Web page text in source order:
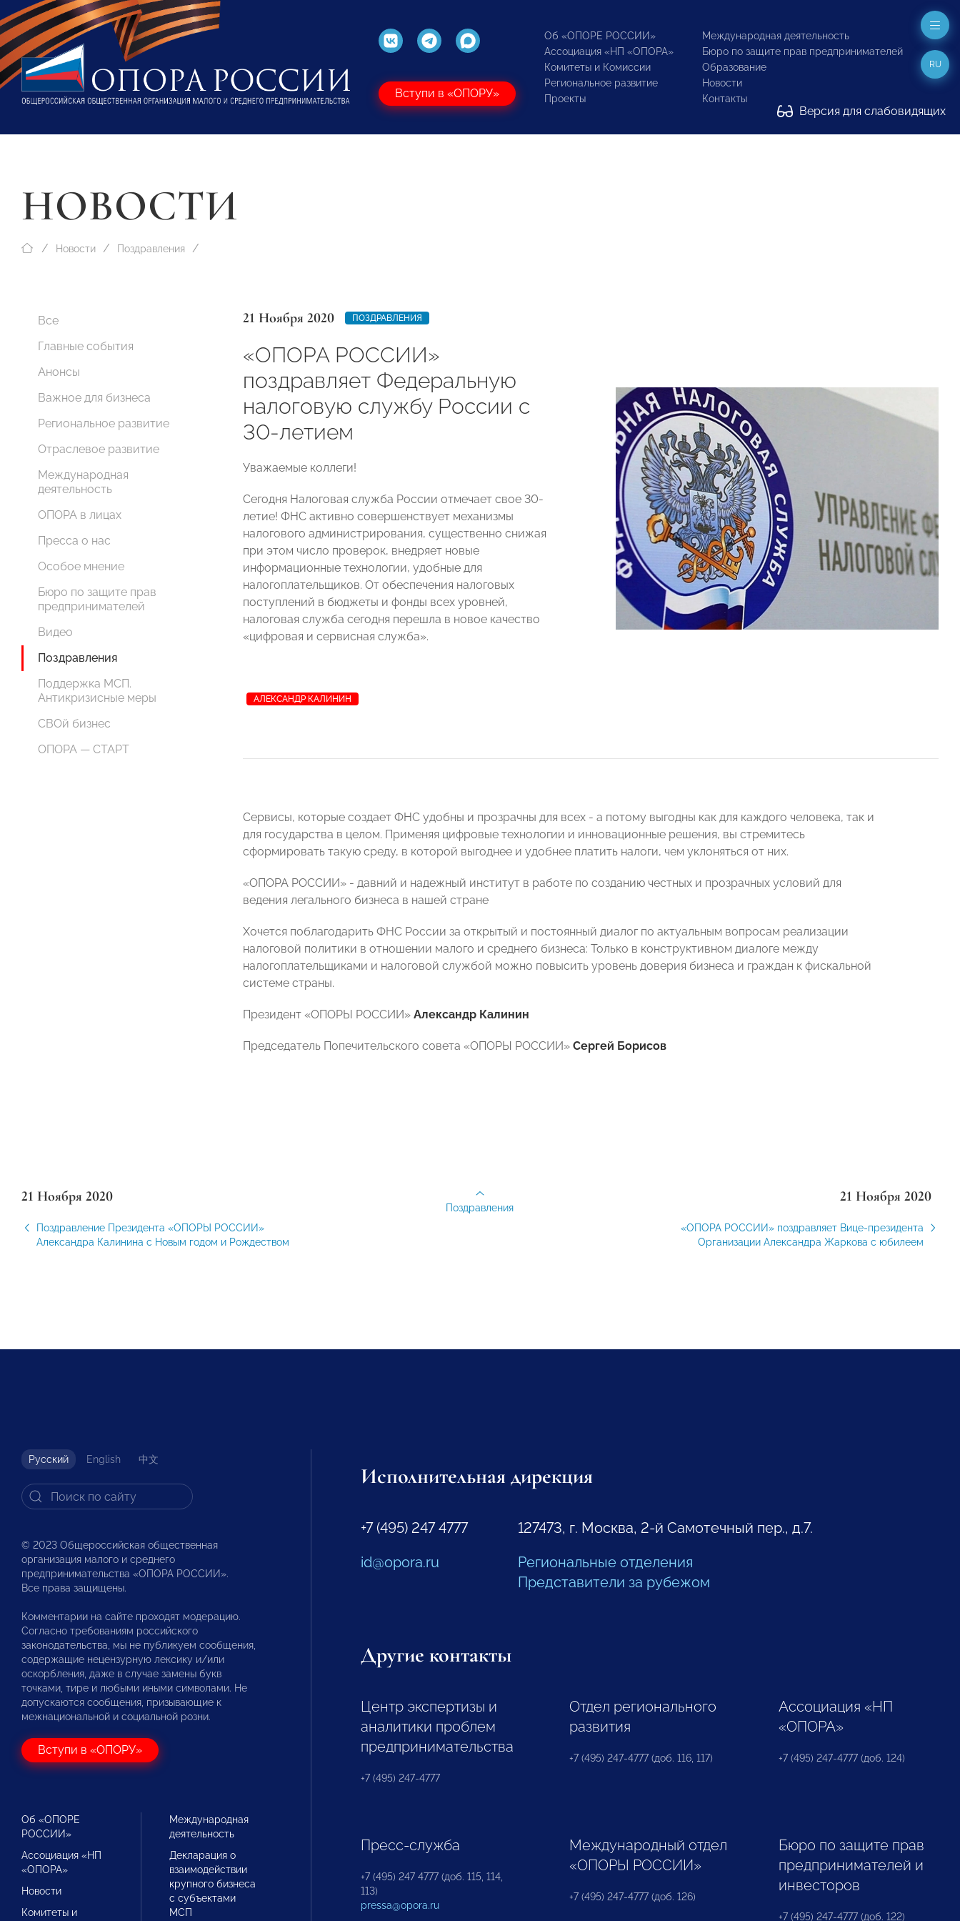
Вступи в «ОПОРУ»
Об «ОПОРЕ РОССИИ»
Ассоциация «НП «ОПОРА»
Комитеты и Комиссии
Региональное развитие
Проекты
Международная деятельность
Бюро по защите прав предпринимателей
Образование
Новости
Контакты
Версия для слабовидящих
RU
НОВОСТИ
Новости Поздравления
Все
Главные события
Анонсы
Важное для бизнеса
Региональное развитие
Отраслевое развитие
Международная
деятельность
ОПОРА в лицах
Пресса о нас
Особое мнение
Бюро по защите прав
предпринимателей
Видео
Поздравления
Поддержка МСП.
Антикризисные меры
СВОй бизнес
ОПОРА — СТАРТ
21 Ноября 2020 ПОЗДРАВЛЕНИЯ
«ОПОРА РОССИИ»
поздравляет Федеральную
налоговую службу России с
30-летием
Уважаемые коллеги!
Сегодня Налоговая служба России отмечает свое 30-
летие! ФНС активно совершенствует механизмы
налогового администрирования, существенно снижая
при этом число проверок, внедряет новые
информационные технологии, удобные для
налогоплательщиков. От обеспечения налоговых
поступлений в бюджеты и фонды всех уровней,
налоговая служба сегодня перешла в новое качество
«цифровая и сервисная служба».
АЛЕКСАНДР КАЛИНИН
Сервисы, которые создает ФНС удобны и прозрачны для всех - а потому выгодны как для каждого человека, так и
для государства в целом. Применяя цифровые технологии и инновационные решения, вы стремитесь
сформировать такую среду, в которой выгоднее и удобнее платить налоги, чем уклоняться от них.
«ОПОРА РОССИИ» - давний и надежный институт в работе по созданию честных и прозрачных условий для
ведения легального бизнеса в нашей стране
Хочется поблагодарить ФНС России за открытый и постоянный диалог по актуальным вопросам реализации
налоговой политики в отношении малого и среднего бизнеса: Только в конструктивном диалоге между
налогоплательщиками и налоговой службой можно повысить уровень доверия бизнеса и граждан к фискальной
системе страны.
Президент «ОПОРЫ РОССИИ» Александр Калинин
Председатель Попечительского совета «ОПОРЫ РОССИИ» Сергей Борисов
21 Ноября 2020
Поздравление Президента «ОПОРЫ РОССИИ»
Александра Калинина с Новым годом и Рождеством
21 Ноября 2020
«ОПОРА РОССИИ» поздравляет Вице-президента
Организации Александра Жаркова с юбилеем
Поздравления
Русский English 中文
© 2023 Общероссийская общественная
организация малого и среднего
предпринимательства «ОПОРА РОССИИ».
Все права защищены.
Комментарии на сайте проходят модерацию.
Согласно требованиям российского
законодательства, мы не публикуем сообщения,
содержащие нецензурную лексику и/или
оскорбления, даже в случае замены букв
точками, тире и любыми иными символами. Не
допускаются сообщения, призывающие к
межнациональной и социальной розни.
Вступи в «ОПОРУ»
Об «ОПОРЕ
РОССИИ»
Ассоциация «НП
«ОПОРА»
Новости
Комитеты и
Международная
деятельность
Декларация о
взаимодействии
крупного бизнеса
с субъектами
МСП
Исполнительная дирекция
+7 (495) 247 4777
id@opora.ru
127473, г. Москва, 2-й Самотечный пер., д.7.
Региональные отделения
Представители за рубежом
Другие контакты
Центр экспертизы и
аналитики проблем
предпринимательства
+7 (495) 247-4777
Отдел регионального
развития
+7 (495) 247-4777 (доб. 116, 117)
Ассоциация «НП
«ОПОРА»
+7 (495) 247-4777 (доб. 124)
Пресс-служба
+7 (495) 247 4777 (доб. 115, 114,
113)
pressa@opora.ru
Международный отдел
«ОПОРЫ РОССИИ»
+7 (495) 247-4777 (доб. 126)
Бюро по защите прав
предпринимателей и
инвесторов
+7 (495) 247-4777 (доб. 122)